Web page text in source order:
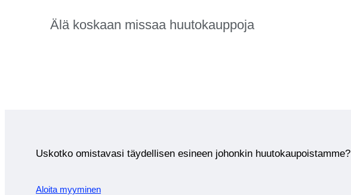
Älä koskaan missaa huutokauppoja
Uskotko omistavasi täydellisen esineen johonkin huutokaupoistamme?
Aloita myyminen